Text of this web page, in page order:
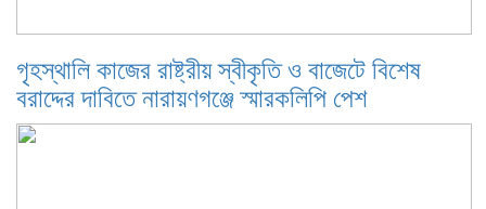
গৃহস্থালি কাজের রাষ্ট্রীয় স্বীকৃতি ও বাজেটে বিশেষ
বরাদ্দের দাবিতে নারায়ণগঞ্জে স্মারকলিপি পেশ